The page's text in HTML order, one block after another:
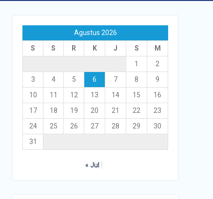
Agustus 2026
S
S R K J S
M
1
2
3
4 5 6 7 8
9
10
11 12 13 14 15
16
17
18 19 20 21 22
23
24
25 26 27 28 29
30
31
« Jul